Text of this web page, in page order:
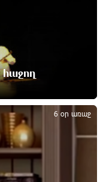
կաշառելու
Հայաստանի
11 ժամ առաջ
շուրջ 7 հազարով
6 օր առաջ